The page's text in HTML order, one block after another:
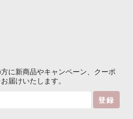
に新商品やキャンペーン、クーポ
届けいたします。
登録